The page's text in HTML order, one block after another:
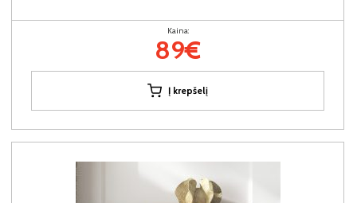
Kaina:
89€
Į krepšelį